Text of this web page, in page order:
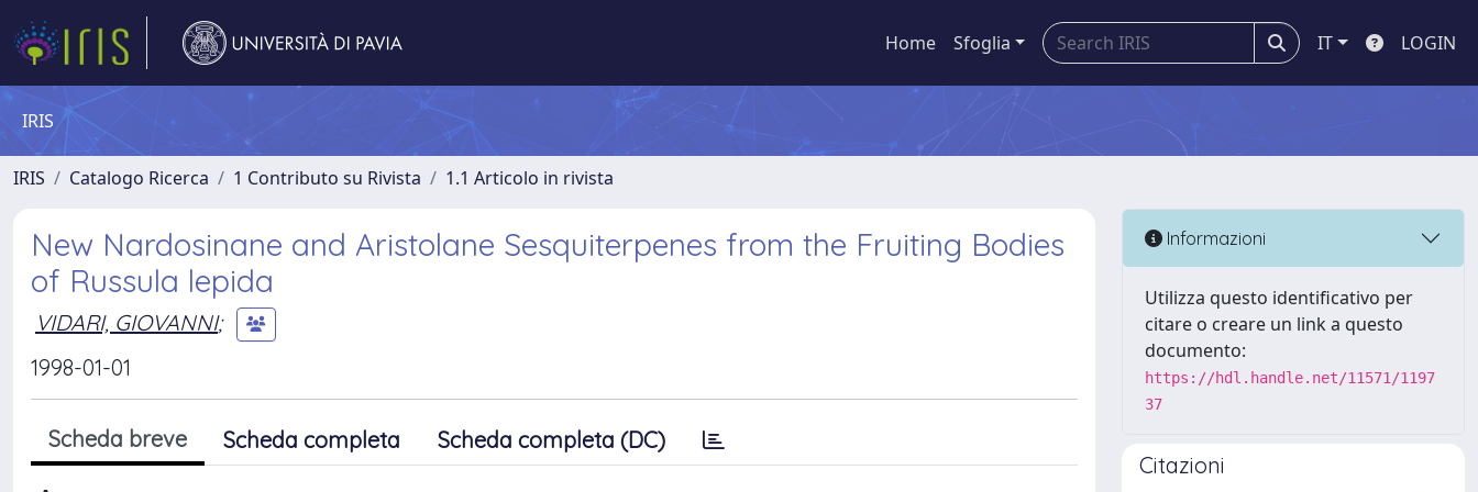
Home Sfoglia IT LOGIN
IRIS
IRIS Catalogo Ricerca 1 Contributo su Rivista 1.1 Articolo in rivista
New Nardosinane and Aristolane Sesquiterpenes from the Fruiting Bodies
of Russula lepida
VIDARI, GIOVANNI;
1998-01-01
Scheda breve Scheda completa Scheda completa (DC)
Informazioni
Utilizza questo identificativo per
citare o creare un link a questo
documento:
https://hdl.handle.net/11571/1197
37
Citazioni